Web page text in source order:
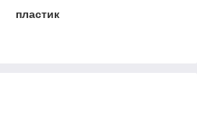
пластик